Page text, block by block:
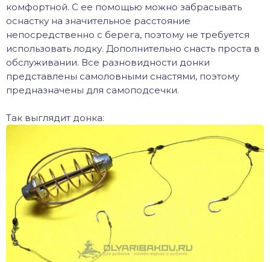
комфортной. С ее помощью можно забрасывать
оснастку на значительное расстояние
непосредственно с берега, поэтому не требуется
использовать лодку. Дополнительно снасть проста в
обслуживании. Все разновидности донки
представлены самоловными снастями, поэтому
предназначены для самоподсечки.
Так выглядит донка: